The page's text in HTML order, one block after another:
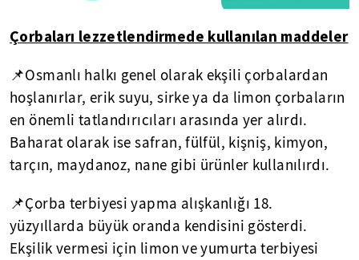
Çorbaları lezzetlendirmede kullanılan maddeler
📌Osmanlı halkı genel olarak ekşili çorbalardan
hoşlanırlar, erik suyu, sirke ya da limon çorbaların
en önemli tatlandırıcıları arasında yer alırdı.
Baharat olarak ise safran, fülfül, kişniş, kimyon,
tarçın, maydanoz, nane gibi ürünler kullanılırdı.
📌Çorba terbiyesi yapma alışkanlığı 18.
yüzyıllarda büyük oranda kendisini gösterdi.
Ekşilik vermesi için limon ve yumurta terbiyesi